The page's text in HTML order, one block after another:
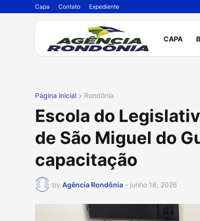
Capa Contato Expediente
CAPA
Página inicial Rondônia
Escola do
de São Miguel do
capacitação
by Agência Rondônia - junho 18, 2026